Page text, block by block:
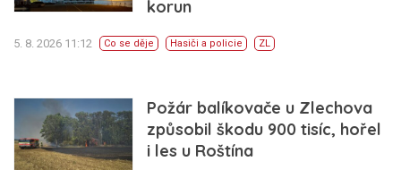
korun
5. 8. 2026 11:12 Co se děje Hasiči a policie ZL
Požár balíkovače u Zlechova
způsobil škodu 900 tisíc, hořel
i les u Roštína